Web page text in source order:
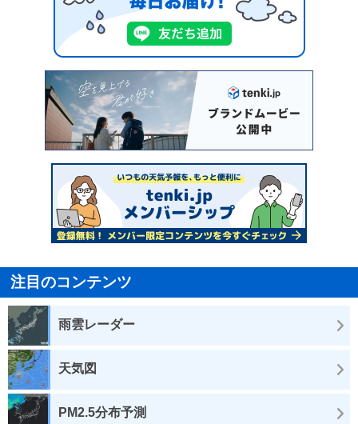
注目のコンテンツ
雨雲レーダー
天気図
PM2.5分布予測